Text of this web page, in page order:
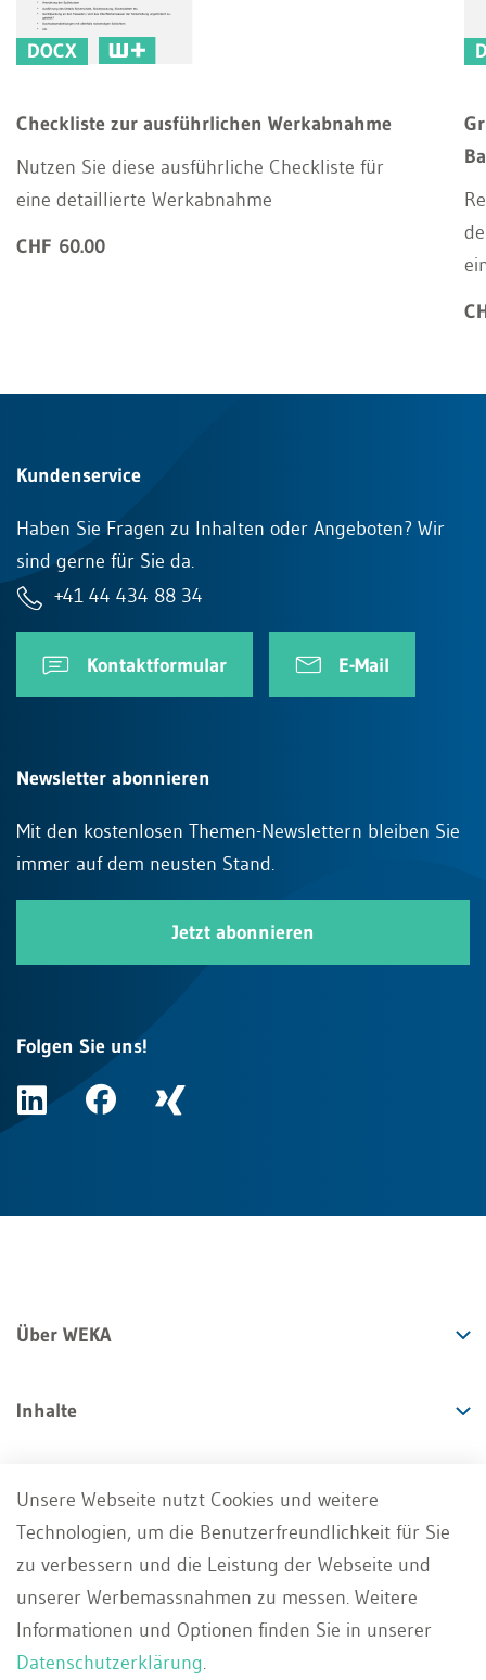
DOCX
Checkliste zur ausführlichen Werkabnahme
Nutzen Sie diese ausführliche Checkliste für
eine detaillierte Werkabnahme
CHF 60.00
Kundenservice
Haben Sie Fragen zu Inhalten oder Angeboten? Wir
sind gerne für Sie da.
+41 44 434 88 34
Kontaktformular E-Mail
Newsletter abonnieren
Mit den kostenlosen Themen-Newslettern bleiben Sie
immer auf dem neusten Stand.
Jetzt abonnieren
Folgen Sie uns!
Über WEKA
Inhalte
Angebote
Services
Unsere Webseite nutzt Cookies und weitere
Technologien, um die Benutzerfreundlichkeit für Sie
zu verbessern und die Leistung der Webseite und
unserer Werbemassnahmen zu messen. Weitere
Informationen und Optionen finden Sie in unserer
Datenschutzerklärung.